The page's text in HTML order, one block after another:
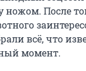
После
всё, что
момент.